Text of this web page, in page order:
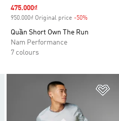
Sale price
475.000₫
950.000₫ Original price -50%
Quần Short Own The Run
Nam Performance
7 colours
Add to Wishlist